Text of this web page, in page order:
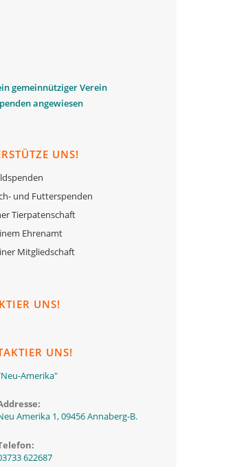
gemeinnütziger Verein
angewiesen
UNS!
und Futterspenden
Tierpatenschaft
Ehrenamt
Mitgliedschaft
UNS!
UNS!
Amerika"
Amerika 1, 09456 Annaberg-B.
622687